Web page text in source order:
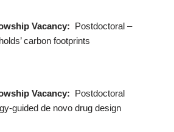
Vacancy: Postdoctoral –
carbon footprints
Vacancy: Postdoctoral
guided de novo drug design